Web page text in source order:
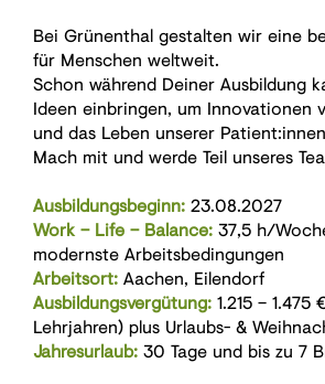
Bei Grünenthal gestalten wir eine
für Menschen weltweit.
Schon während Deiner Ausbildung
Ideen einbringen, um Innovationen
und das Leben unserer
Mach mit und werde Teil unseres
Ausbildungsbeginn: 23.08.2027
Work – Life – Balance: 37,5 h/
modernste Arbeitsbedingungen
Arbeitsort: Aachen, Eilendorf
Ausbildungsvergütung: 1.215 –
Lehrjahren) plus Urlaubs- &
Jahresurlaub: 30 Tage und bis zu 7